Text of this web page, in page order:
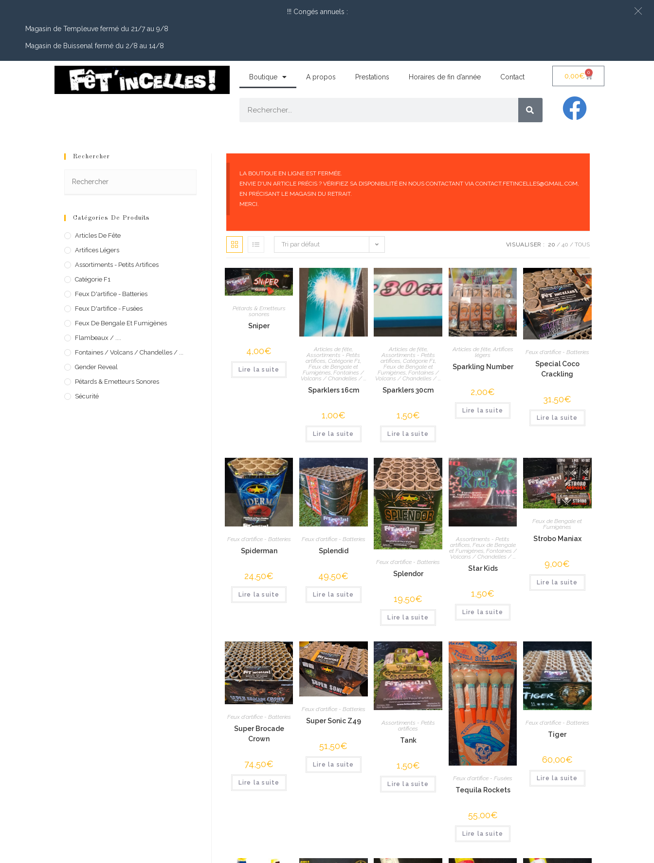
Boutique A propos Prestations Horaires de fin d’année Contact 0,00€ 0
LA BOUTIQUE EN LIGNE EST FERMÉE.
ENVIE D'UN ARTICLE PRÉCIS ? VÉRIFIEZ SA DISPONIBILITÉ EN NOUS CONTACTANT VIA CONTACT.FETINCELLES@GMAIL.COM,
EN PRÉCISANT LE MAGASIN DU RETRAIT.
MERCI.
Tri par défaut VISUALISER : 20 40 TOUS
Pétards & Emetteurs
sonores
Sniper
4,00€
Lire la suite
Articles de fête
Assortiments - Petits
artifices ,Catégorie F1
Feux de Bengale et
Fumigènes ,Fontaines /
Volcans / Chandelles / ...
Sparklers 16cm
1,00€
Lire la suite
Articles de fête,
Assortiments - Petits
artifices Catégorie F1
Feux de Bengale et
Fumigènes Fontaines /
Volcans / Chandelles / ...
Sparklers 30cm
1,50€
Lire la suite
Articles de fête, Artifices
légers
Sparkling Number
2,00€
Lire la suite
Feux d'artifice - Batteries
Special Coco
Crackling
31,50€
Lire la suite
Feux d'artifice - Batteries
Spiderman
24,50€
Lire la suite
Feux d'artifice - Batteries
Splendid
49,50€
Lire la suite
Feux d'artifice - Batteries
Splendor
19,50€
Lire la suite
Assortiments - Petits
artifices, Feux de Bengale
et Fumigènes, Fontaines /
Volcans / Chandelles / ...
Star Kids
1,50€
Lire la suite
Feux de Bengale et
Fumigènes
Strobo Maniax
9,00€
Lire la suite
Feux d'artifice - Batteries
Super Brocade
Crown
74,50€
Lire la suite
Feux d'artifice - Batteries
Super Sonic Z49
51,50€
Lire la suite
Assortiments - Petits
artifices
Tank
1,50€
Lire la suite
Feux d'artifice - Fusées
Tequila Rockets
55,00€
Lire la suite
Feux d'artifice - Batteries
Tiger
60,00€
Lire la suite
Rechercher
Catégories De Produits
Articles De Fête
Artifices Légers
Assortiments - Petits Artifices
Catégorie F1
Feux D'artifice - Batteries
Feux D'artifice - Fusées
Feux De Bengale Et Fumigènes
Flambeaux / ....
Fontaines / Volcans / Chandelles / ...
Gender Reveal
Pétards & Emetteurs Sonores
Sécurité
!!! Congés annuels :
Magasin de Templeuve fermé du 21/7 au 9/8
Magasin de Buissenal fermé du 2/8 au 14/8